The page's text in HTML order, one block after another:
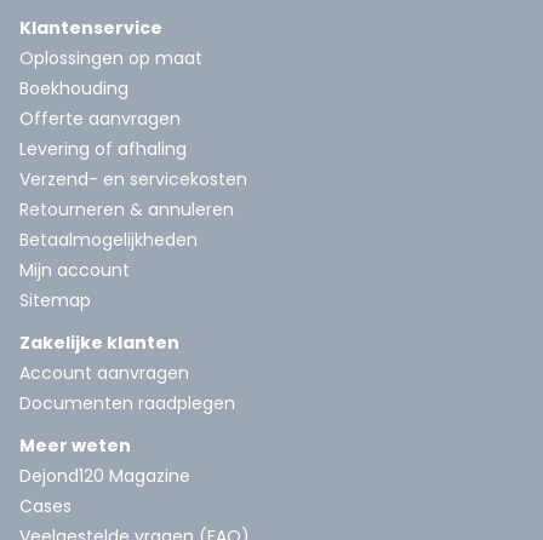
Klantenservice
Oplossingen op maat
Boekhouding
Offerte aanvragen
Levering of afhaling
Verzend- en servicekosten
Retourneren & annuleren
Betaalmogelijkheden
Mijn account
Sitemap
Zakelijke klanten
Account aanvragen
Documenten raadplegen
Meer weten
Dejond120 Magazine
Cases